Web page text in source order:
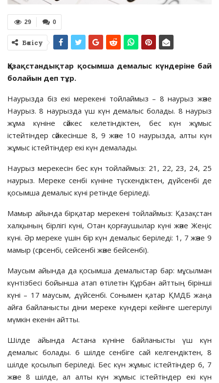
0
29
Бөлісу
Қазақстандықтар қосымша демалыс күндеріне бай
болайын деп тұр.
Наурызда біз екі мерекені тойлаймыз – 8 наурыз және
Наурыз. 8 наурызда үш күн демалыс болады. 8 наурыз
жұма күніне сәйкес келетіндіктен, бес күн жұмыс
істейтіндер сәйкесінше 8, 9 және 10 наурызда, алты күн
жұмыс істейтіндер екі күн демалады.
Наурыз мерекесін бес күн тойлаймыз: 21, 22, 23, 24, 25
наурыз. Мереке сенбі күніне түскендіктен, дүйсенбі де
қосымша демалыс күні ретінде беріледі.
Мамыр айында бірқатар мерекені тойлаймыз: Қазақстан
халқының бірлігі күні, Отан қорғаушылар күні және Жеңіс
күні. Әр мереке үшін бір күн демалыс беріледі: 1, 7 және 9
мамыр (сәрсенбі, сейсенбі және бейсенбі).
Маусым айында да қосымша демалыстар бар: мұсылман
күнтізбесі бойынша атап өтілетін Құрбан айттың бірінші
күні – 17 маусым, дүйсенбі. Сонымен қатар ҚМДБ жаңа
айға байланысты діни мереке күндері кейінге шегерілуі
мүмкін екенін айтты.
Шілде айында Астана күніне байланысты үш күн
демалыс болады. 6 шілде сенбіге сай келгендіктен, 8
шілде қосылып беріледі. Бес күн жұмыс істейтіндер 6, 7
және 8 шілде, ал алты күн жұмыс істейтіндер екі күн